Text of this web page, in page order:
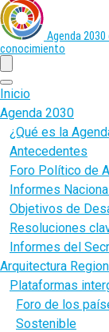
Agenda
conocimiento
menu
Inicio
Agenda 2030
¿Qué es la
Antecedentes
Foro Político de
Informes
Objetivos de
Resoluciones
Informes del
Arquitectura
Plataformas
Foro de los
Sostenible